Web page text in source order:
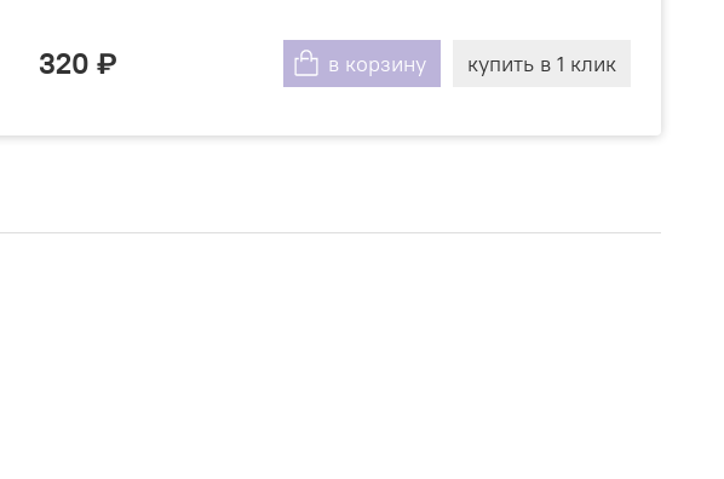
320 в корзину купить в 1 клик